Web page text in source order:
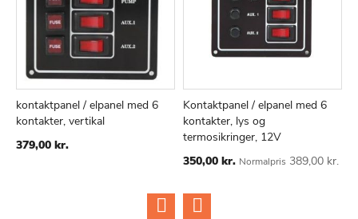
TILFØJ
TIL
ØNSKE
SAMMENLIGN
kontaktpanel / elpanel med 6
kontakter, vertikal
379,00 kr.
TILFØJ
TIL
ØNSKE
LISTE
SAMMENLIGN
Kontaktpanel / elpanel med 6
kontakter, lys og
termosikringer, 12V
Special
350,00 kr. Normalpris 389,00 kr.